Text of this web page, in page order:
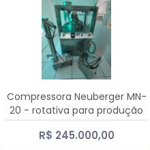
Compressora Neuberger MN-
20 - rotativa para produção
de comprimidos
R$ 245.000,00